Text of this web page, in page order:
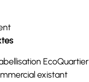
EcoQuartier
existant